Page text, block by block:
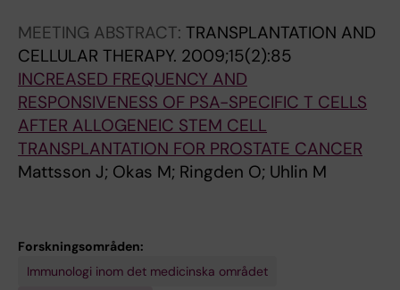
MEETING ABSTRACT: TRANSPLANTATION AND
CELLULAR THERAPY. 2009;15(2):85
INCREASED FREQUENCY AND
RESPONSIVENESS OF PSA-SPECIFIC T CELLS
AFTER ALLOGENEIC STEM CELL
TRANSPLANTATION FOR PROSTATE CANCER
Mattsson J; Okas M; Ringden O; Uhlin M
Forskningsområden:
Immunologi inom det medicinska området